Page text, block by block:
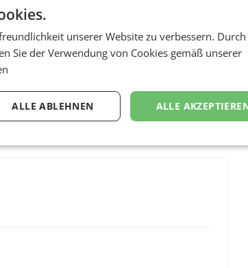
bei der Sie Unterstützung
unserer Website zu verbessern.
Sie der Verwendung von Cookies gemäß unserer
ALLE
ALLE ABLEHNEN